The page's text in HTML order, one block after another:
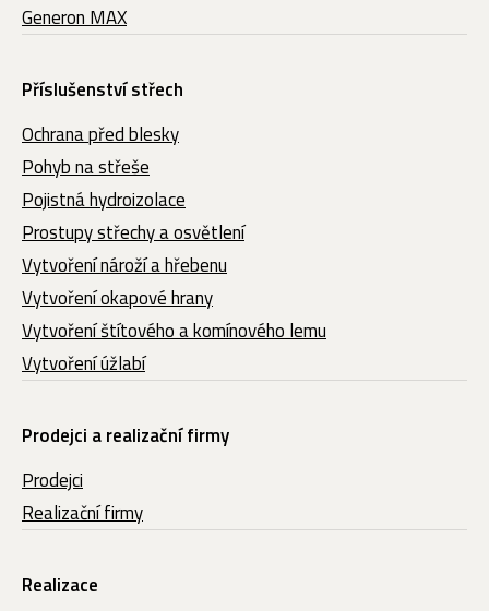
Generon MAX
Příslušenství střech
Ochrana před blesky
Pohyb na střeše
Pojistná hydroizolace
Prostupy střechy a osvětlení
Vytvoření nároží a hřebenu
Vytvoření okapové hrany
Vytvoření štítového a komínového lemu
Vytvoření úžlabí
Prodejci a realizační firmy
Prodejci
Realizační firmy
Realizace